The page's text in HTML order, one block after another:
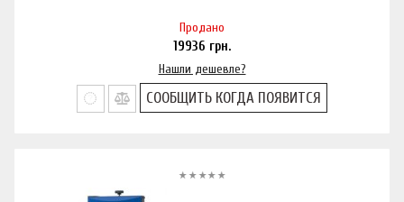
Продано
19936 грн.
Нашли дешевле?
СООБЩИТЬ КОГДА ПОЯВИТСЯ